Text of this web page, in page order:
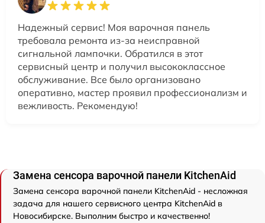
Надежный сервис! Моя варочная панель
требовала ремонта из-за неисправной
сигнальной лампочки. Обратился в этот
сервисный центр и получил высококлассное
обслуживание. Все было организовано
оперативно, мастер проявил профессионализм и
вежливость. Рекомендую!
Замена сенсора варочной панели KitchenAid
Замена сенсора варочной панели KitchenAid - несложная
задача для нашего сервисного центра KitchenAid в
Новосибирске. Выполним быстро и качественно!